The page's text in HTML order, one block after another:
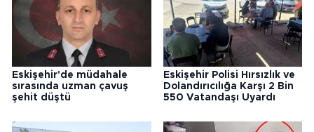
Eskişehir'de müdahale
sırasında uzman çavuş
şehit düştü
Eskişehir Polisi Hırsızlık ve
Dolandırıcılığa Karşı 2 Bin
550 Vatandaşı Uyardı